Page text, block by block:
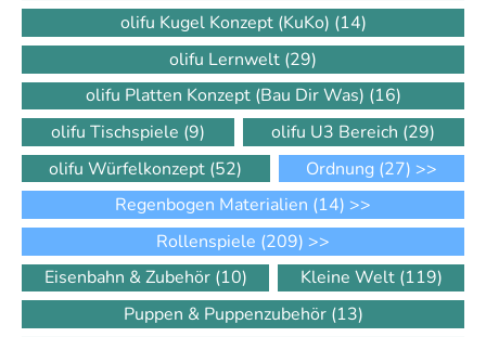
olifu Kugel Konzept (KuKo) (14)
olifu Lernwelt (29)
olifu Platten Konzept (Bau Dir Was) (16)
olifu Tischspiele (9) olifu U3 Bereich (29)
olifu Würfelkonzept (52) Ordnung (27) >>
Regenbogen Materialien (14) >>
Rollenspiele (209) >>
Eisenbahn & Zubehör (10) Kleine Welt (119)
Puppen & Puppenzubehör (13)